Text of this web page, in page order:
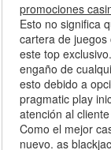
promociones
Esto no significa
cartera de
este top
engaño de
esto debido a
pragmatic play
atención al
Como el mejor
nuevo. as